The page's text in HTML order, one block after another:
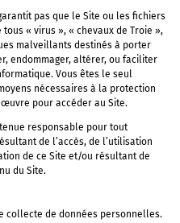
garantit pas que le Site ou les fichiers
« virus », « chevaux de Troie »,
malveillants destinés à porter
endommager, altérer, ou faciliter
Vous êtes le seul
nécessaires à la protection
pour accéder au Site.
tenue responsable pour tout
de l’accès, de l’utilisation
de ce Site et/ou résultant de
du Site.
collecte de données personnelles.